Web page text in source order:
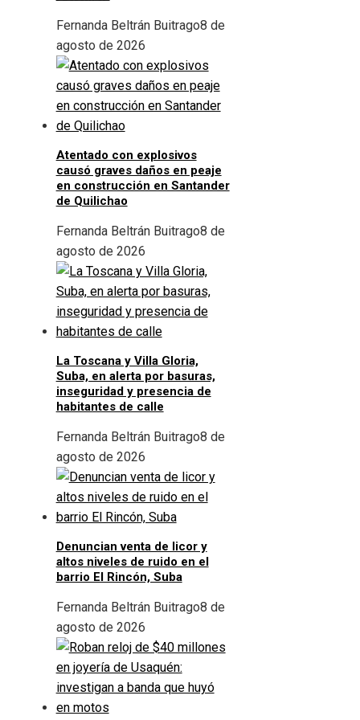
Fernanda Beltrán Buitrago8 de
agosto de 2026
Atentado con explosivos
causó graves daños en peaje
en construcción en Santander
de Quilichao
Fernanda Beltrán Buitrago8 de
agosto de 2026
La Toscana y Villa Gloria,
Suba, en alerta por basuras,
inseguridad y presencia de
habitantes de calle
Fernanda Beltrán Buitrago8 de
agosto de 2026
Denuncian venta de licor y
altos niveles de ruido en el
barrio El Rincón, Suba
Fernanda Beltrán Buitrago8 de
agosto de 2026